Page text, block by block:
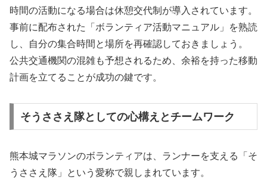
時間の活動になる場合は休憩交代制が導入されています。
事前に配布された「ボランティア活動マニュアル」を熟読
し、自分の集合時間と場所を再確認しておきましょう。
公共交通機関の混雑も予想されるため、余裕を持った移動
計画を立てることが成功の鍵です。
そうささえ隊としての心構えとチームワーク
熊本城マラソンのボランティアは、ランナーを支える「そ
うささえ隊」という愛称で親しまれています。